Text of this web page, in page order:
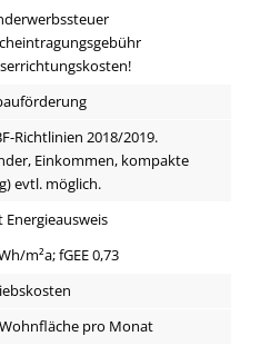
Richtlinien 2018/2019.
Einkommen, kompakte
evtl. möglich.
Energieausweis
m²a; fGEE 0,73
Wohnfläche pro Monat